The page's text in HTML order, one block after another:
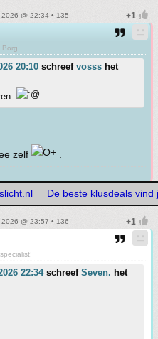
@ 22:34 • 135
Borg.
20:10 schreef vosss het
zelf .
De beste klusdeals vind
@ 23:57 • 136
22:34schreef Seven. het